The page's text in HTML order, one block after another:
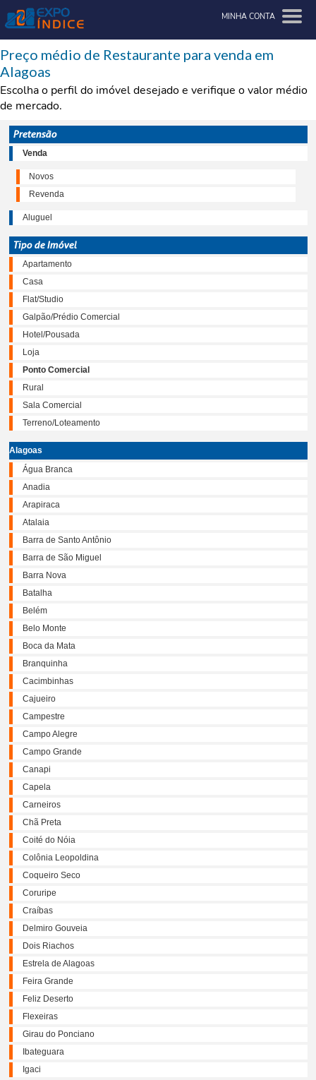
MINHA CONTA
Preço médio de Restaurante para venda em
Alagoas
Escolha o perfil do imóvel desejado e verifique o valor médio
de mercado.
Pretensão
Venda
Novos
Revenda
Aluguel
Tipo de Imóvel
Apartamento
Casa
Flat/Studio
Galpão/Prédio Comercial
Hotel/Pousada
Loja
Ponto Comercial
Rural
Sala Comercial
Terreno/Loteamento
Alagoas
Água Branca
Anadia
Arapiraca
Atalaia
Barra de Santo Antônio
Barra de São Miguel
Barra Nova
Batalha
Belém
Belo Monte
Boca da Mata
Branquinha
Cacimbinhas
Cajueiro
Campestre
Campo Alegre
Campo Grande
Canapi
Capela
Carneiros
Chã Preta
Coité do Nóia
Colônia Leopoldina
Coqueiro Seco
Coruripe
Craíbas
Delmiro Gouveia
Dois Riachos
Estrela de Alagoas
Feira Grande
Feliz Deserto
Flexeiras
Girau do Ponciano
Ibateguara
Igaci